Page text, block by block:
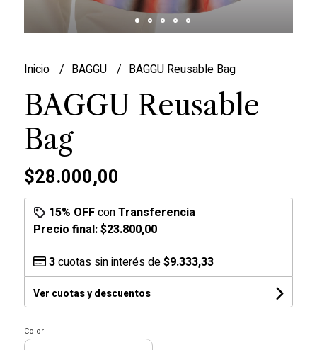
Inicio BAGGU BAGGU Reusable Bag
BAGGU Reusable
Bag
$28.000,00
15% OFFconTransferencia
Precio final:$23.800,00
3cuotas sin interés de$9.333,33
Ver cuotas y descuentos
Color